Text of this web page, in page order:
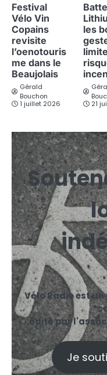
Festival
Vélo Vin
Copains
revisite
l’oenotouris
me dans le
Beaujolais
Gérald
Bouchon
1 juillet 2026
les
21
Vélo Radio est
édité par
Je